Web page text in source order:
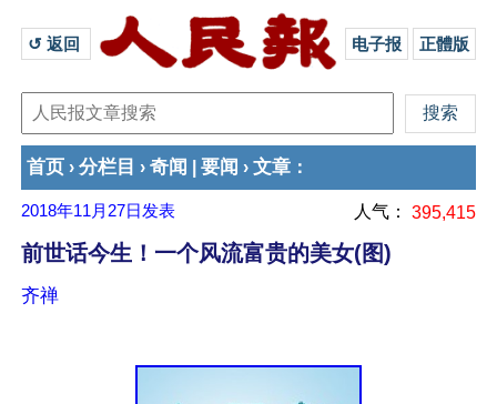
↺ 返回 电子报 正體版
首页 › 分栏目 › 奇闻 要闻 › 文章 ：
2018年11月27日 发表 人气： 395,415
前世话今生！一个风流富贵的美女(图)
齐禅